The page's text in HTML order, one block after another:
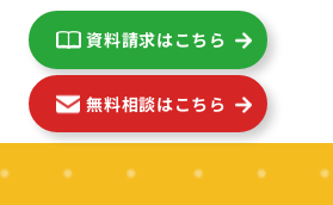
資料請求はこちら
無料相談はこちら